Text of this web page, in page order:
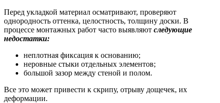
Перед укладкой материал осматривают, проверяют
однородность оттенка, целостность, толщину доски. В
процессе монтажных работ часто выявляют следующие
недостатки:
неплотная фиксация к основанию;
неровные стыки отдельных элементов;
большой зазор между стеной и полом.
Все это может привести к скрипу, отрыву дощечек, их
деформации.